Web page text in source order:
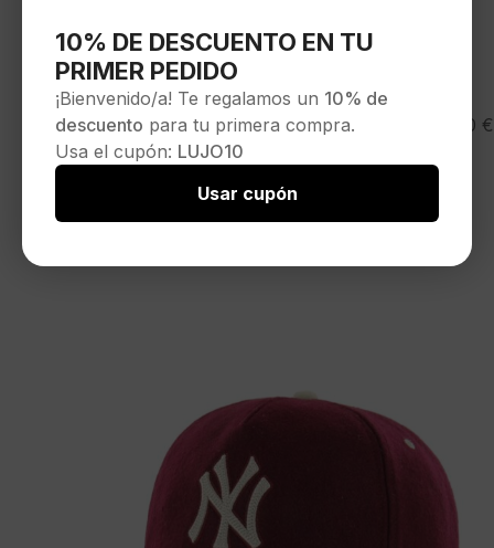
47 BRAND
Gorra»MLB New York Yankees Foundational
47 CAPTAIN RL»color beige
Seleccionar opciones
45,00 €
10% DE DESCUENTO EN TU
PRIMER PEDIDO
¡Bienvenido/a! Te regalamos un 10% de
descuento para tu primera compra.
Usa el cupón: LUJO10
Usar cupón